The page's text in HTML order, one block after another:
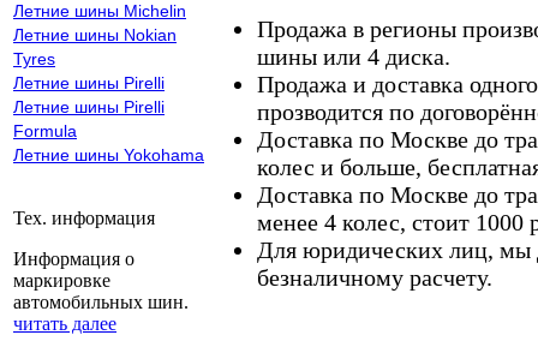
Летние шины Michelin
Летние шины Nokian
Tyres
Летние шины Pirelli
Летние шины Pirelli
Formula
Летние шины Yokohama
Тех. информация
Информация о
маркировке
автомобильных шин.
читать далее
Продажа в регионы
шины или 4 диска.
Продажа и доставка
прозводится по
Доставка по Москве до
колес и больше,
Доставка по Москве до
менее 4 колес, стоит 1000
Для юридических лиц, мы
безналичному расчету.